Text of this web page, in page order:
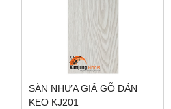
SÀN NHỰA GIẢ GỖ DÁN
KEO KJ201